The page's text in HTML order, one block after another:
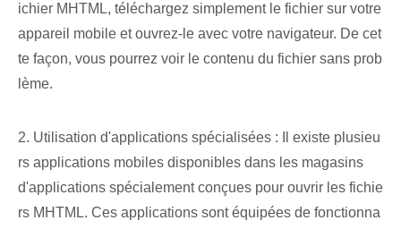
ichier MHTML, téléchargez simplement le fichier sur votre
appareil mobile et ouvrez-le avec votre navigateur. De cet
te façon, vous pourrez voir le contenu du fichier sans prob
lème.
2. Utilisation d'applications spécialisées : Il existe plusieu
rs applications mobiles disponibles dans les magasins
d'applications spécialement conçues pour ouvrir les fichie
rs MHTML. Ces applications sont équipées de fonctionna